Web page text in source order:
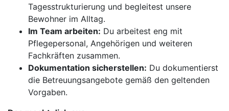
Tagesstrukturierung und begleitest unsere
Bewohner im Alltag.
Im Team arbeiten: Du arbeitest eng mit
Pflegepersonal, Angehörigen und weiteren
Fachkräften zusammen.
Dokumentation sicherstellen: Du dokumentierst
die Betreuungsangebote gemäß den geltenden
Vorgaben.